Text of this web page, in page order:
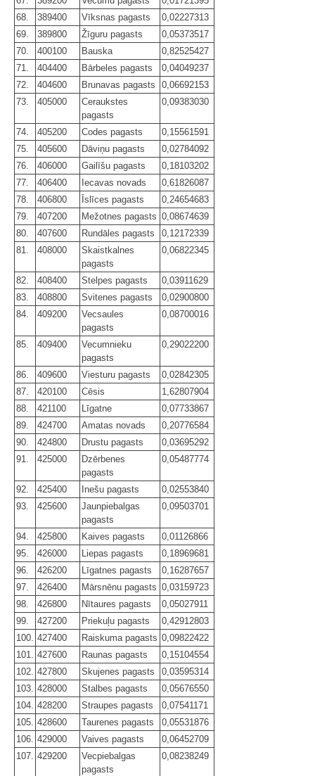
68.
389400 Vīksnas pagasts
0,02227313
69.
389800 Žīguru pagasts
0,05373517
70.
400100 Bauska
0,82525427
71.
404400 Bārbeles pagasts
0,04049237
72.
404600 Brunavas pagasts
0,06692153
73.
405000
Ceraukstes
pagasts
0,09383030
74. 405200 Codes pagasts
0,15561591
75.
405600 Dāviņu pagasts
0,02784092
76.
406000 Gailīšu pagasts
0,18103202
77.
406400 Iecavas novads
0,61826087
78.
406800 Īslīces pagasts
0,24654683
79.
407200 Mežotnes pagasts 0,08674639
80.
407600 Rundāles pagasts
0,12172339
81.
408000
Skaistkalnes
pagasts
0,06822345
82. 408400 Stelpes pagasts
0,03911629
83.
408800 Svitenes pagasts
0,02900800
84.
409200
Vecsaules
pagasts
0,08700016
85. 409400
Vecumnieku
pagasts
0,29022200
86. 409600 Viesturu pagasts
0,02842305
87.
420100 Cēsis
1,62807904
88.
421100 Līgatne
0,07733867
89.
424700 Amatas novads
0,20776584
90.
424800 Drustu pagasts
0,03695292
91.
425000
Dzērbenes
pagasts
0,05487774
92. 425400 Inešu pagasts
0,02553840
93.
425600
Jaunpiebalgas
pagasts
0,09503701
94. 425800 Kaives pagasts
0,01126866
95.
426000 Liepas pagasts
0,18969681
96.
426200 Līgatnes pagasts
0,16287657
97.
426400 Mārsnēnu pagasts 0,03159723
98.
426800 Nītaures pagasts
0,05027911
99.
427200 Priekuļu pagasts
0,42912803
100. 427400 Raiskuma pagasts 0,09822422
101.
427600 Raunas pagasts
0,15104554
102. 427800 Skujenes pagasts
0,03595314
103. 428000 Stalbes pagasts
0,05676550
104. 428200 Straupes pagasts
0,07541171
105. 428600 Taurenes pagasts
0,05531876
106. 429000 Vaives pagasts
0,06452709
107. 429200
Vecpiebalgas
pagasts
0,08238249